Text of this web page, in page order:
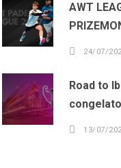
AWT
24/07/
Road to
13/07/